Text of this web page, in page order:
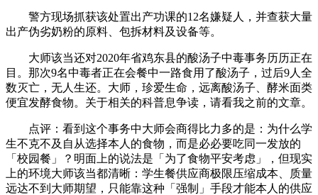
警方现场抓获该处置出产功课的12名嫌疑人，并查获大量
出产伪劣奶粉的原料、包拆材料及设备等。
大师该当还对2020年省鸡东县的酸汤子中毒事务历历正在
目。那次9名中毒者正在会餐中一路食用了酸汤子，过后9人全
数灭亡，无人生还。大师，珍爱生命，远离酸汤子、酵米面类
便宜发酵食物。关于相关的科普息争读，请看我之前的文章。
点评：看到这个事务中大师会商得比力多的是：为什么学
生不克不及自从选择本人的食物，而是必必要吃同一发放的
「校园餐」？明面上的说法是「为了食物平安考虑」，但现实
上的环境大师该当都清晰：学生餐供应商极限压缩成本、质量
远达不到大师期望，只能靠这种「强制」手段才能本人的供应